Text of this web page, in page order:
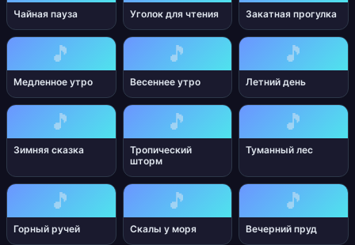
Чайная пауза Уголок для чтения Закатная прогулка
🎵
Медленное утро
🎵
Весеннее утро
🎵
Летний день
🎵
Зимняя сказка
🎵
Тропический
шторм
🎵
Туманный лес
🎵
Горный ручей
🎵
Скалы у моря
🎵
Вечерний пруд